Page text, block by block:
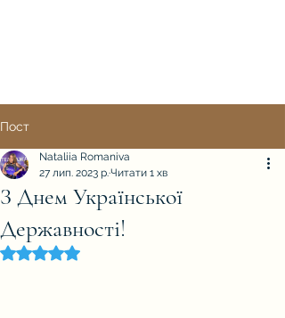
Пост
З Днем Української
Державності!
Nataliia Romaniva
27 лип. 2023 р.Читати 1 хв
Оцінка: NaN з 5 зірок.